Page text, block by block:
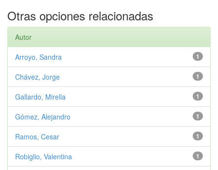
Otras opciones relacionadas
Autor
1
Arroyo, Sandra
1
Chávez, Jorge
1
Gallardo, Mirella
1
Gómez, Alejandro
1
Ramos, Cesar
1
Robiglio, Valentina